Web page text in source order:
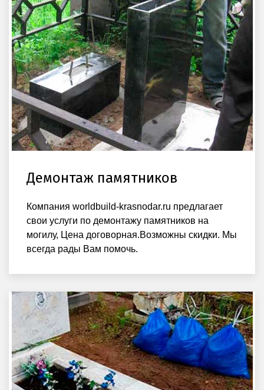
Демонтаж памятников
Компания worldbuild-krasnodar.ru предлагает
свои услуги по демонтажу памятников на
могилу, Цена договорная.Возможны скидки. Мы
всегда рады Вам помочь.